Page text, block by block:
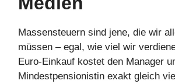
Massensteuern sind jene, die wir
müssen – egal, wie viel wir
Euro-Einkauf kostet den Manager
Mindestpensionistin exakt gleich